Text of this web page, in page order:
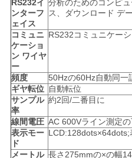
RS232イ
ンターフ
ェイス
分析のためのコンピ
ス、ダウンロード デ
コミュニ
ケーショ
ン ワイヤ
ー
RS232コミュニケー
頻度
50Hzの60Hz自動同一
ギヤ転位 自動転位
サンプル
率
約2回/二番目に
線間電圧 AC 600Vライン測定
表示モー
ド
メートル 長さ275mmの×の幅